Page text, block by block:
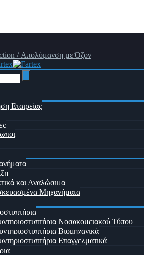
/ Απολύμανση με Όζον
Εταιρείας
και Αναλώσιμα
Μηχανήματα
Νοσοκομειακού Τύπου
Βιομηχανικά
Επαγγελματικά